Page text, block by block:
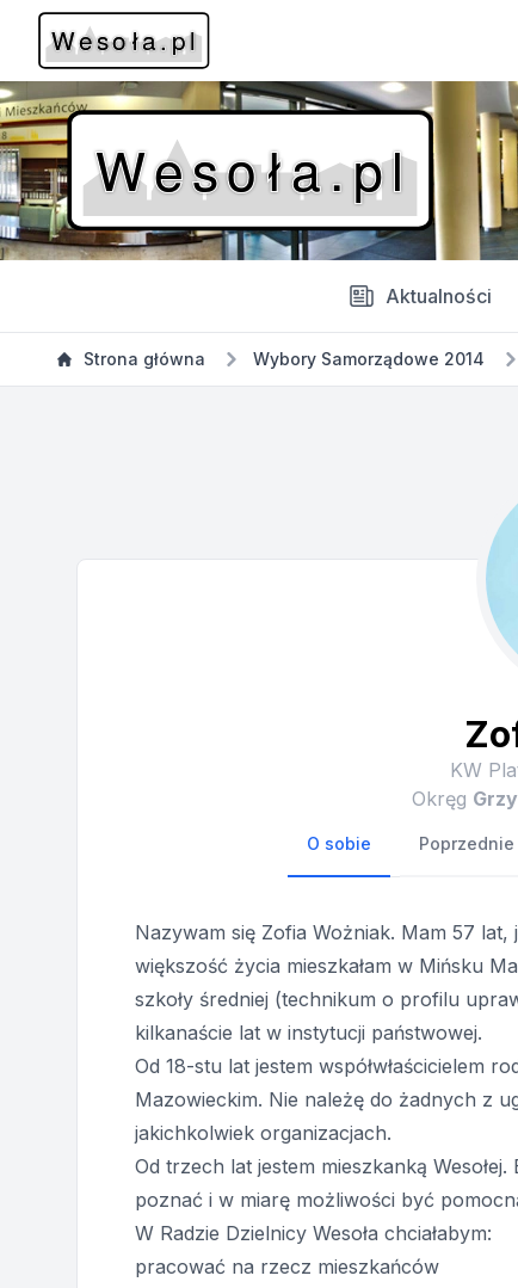
Aktualności
Strona główna Wybory Samorządowe 2014
KW
Okręg
O sobie
Nazywam się Zofia Wożniak. Mam 57 lat,
większość życia mieszkałam w Mińsku
szkoły średniej (technikum o profilu
kilkanaście lat w instytucji państwowej.
Od 18-stu lat jestem współwłaścicielem
Mazowieckim. Nie należę do żadnych z
jakichkolwiek organizacjach.
Od trzech lat jestem mieszkanką
poznać i w miarę możliwości być
W Radzie Dzielnicy Wesoła chciałabym:
pracować na rzecz mieszkańców